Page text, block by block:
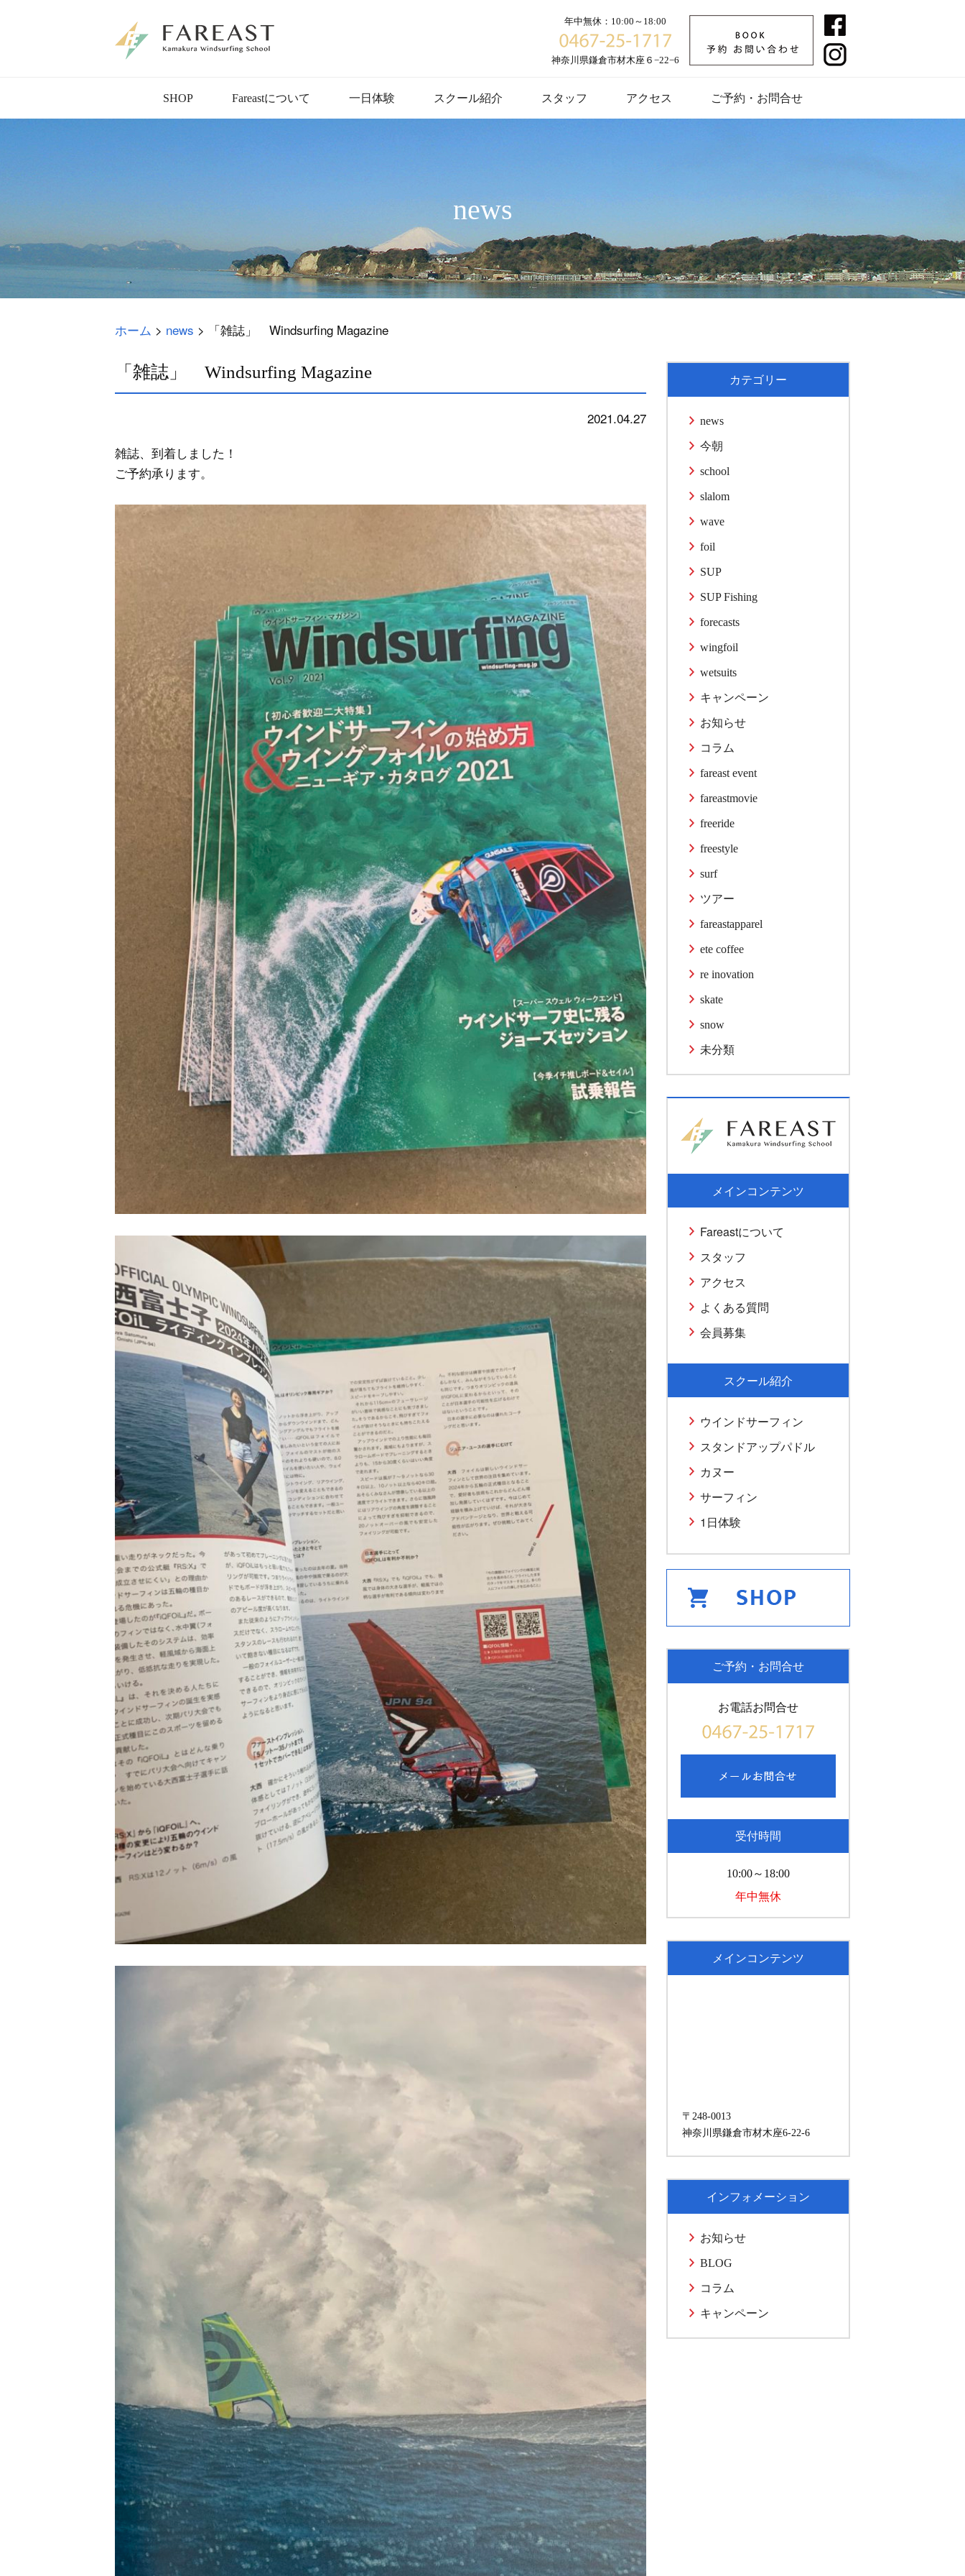
年中無休：10:00～18:00
神奈川県鎌倉市材木座６−22−6
SHOP Fareastについて 一日体験 スクール紹介 スタッフ アクセス ご予約・お問合せ
news
ホーム > news > 「雑誌」 Windsurfing Magazine
「雑誌」 Windsurfing Magazine
2021.04.27
雑誌、到着しました！
ご予約承ります。
カテゴリー
news
今朝
school
slalom
wave
foil
SUP
SUP Fishing
forecasts
wingfoil
wetsuits
キャンペーン
お知らせ
コラム
fareast event
fareastmovie
freeride
freestyle
surf
ツアー
fareastapparel
ete coffee
re inovation
skate
snow
未分類
メインコンテンツ
Fareastについて
スタッフ
アクセス
よくある質問
会員募集
スクール紹介
ウインドサーフィン
スタンドアップパドル
カヌー
サーフィン
1日体験
ご予約・お問合せ
お電話お問合せ
受付時間
10:00～18:00
年中無休
メインコンテンツ
〒248-0013
神奈川県鎌倉市材木座6-22-6
インフォメーション
お知らせ
BLOG
コラム
キャンペーン